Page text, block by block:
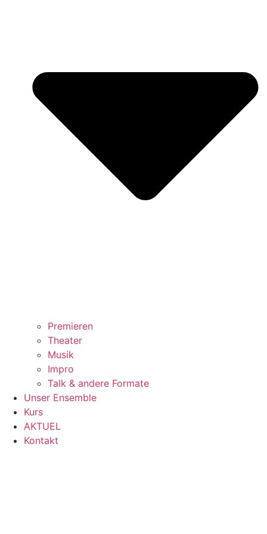
Premieren
Theater
Musik
Impro
Talk & andere Formate
Unser Ensemble
Kurs
AKTUEL
Kontakt